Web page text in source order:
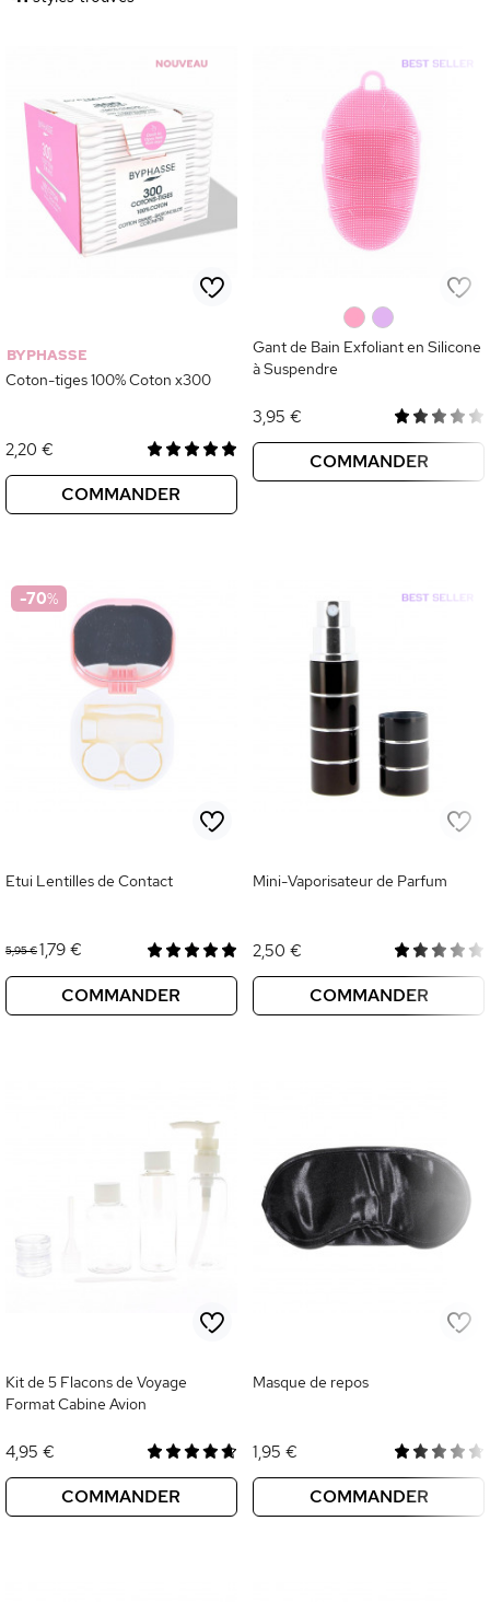
BYPHASSE
Coton-tiges 100% Coton x300
2,20 €
COMMANDER
Gant de Bain Exfoliant en Silicone
à Suspendre
3,95 €
COMMANDER
-70%
Etui Lentilles de Contact
5,95 €1,79 €
COMMANDER
Mini-Vaporisateur de Parfum
2,50 €
COMMANDER
Kit de 5 Flacons de Voyage
Format Cabine Avion
4,95 €
COMMANDER
Masque de repos
1,95 €
COMMANDER